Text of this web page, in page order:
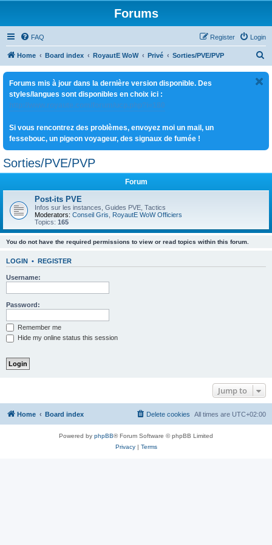
Forums
FAQ Login
Register
Home Board index RoyautE WoW Privé Sorties/PVE/PVP
Forums mis à jour dans la dernière version disponible. Des
styles/langues sont disponibles en choix ici :
http://www.royaute.com/forum/ucp.php?i=180
Si vous rencontrez des problèmes, envoyez moi un mail, un
fessebouc, un pigeon voyageur, des signaux de fumée !
Sorties/PVE/PVP
Forum
Post-its PVE
Infos sur les instances, Guides PVE, Tactics
Moderators: Conseil Gris
RoyautE WoW Officiers
Topics: 165
You do not have the required permissions to view or read topics within this forum.
LOGIN • REGISTER
Username:
Password:
Remember me
Hide my online status this session
Jump to
Home Board index All times are UTC+02:00
Delete cookies
Powered by phpBB® Forum Software © phpBB Limited
Privacy| Terms